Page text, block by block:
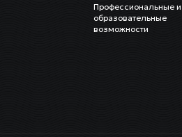
Профессиональные и
образовательные
возможности